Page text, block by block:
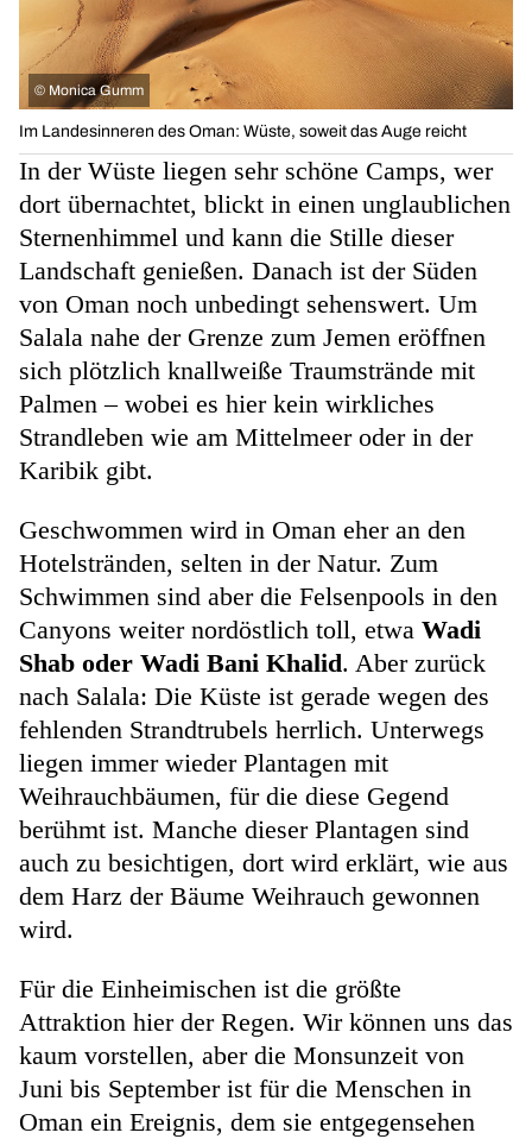
© Monica Gumm
Im Landesinneren des Oman: Wüste, soweit das Auge reicht
In der Wüste liegen sehr schöne Camps, wer
dort übernachtet, blickt in einen unglaublichen
Sternenhimmel und kann die Stille dieser
Landschaft genießen. Danach ist der Süden
von Oman noch unbedingt sehenswert. Um
Salala nahe der Grenze zum Jemen eröffnen
sich plötzlich knallweiße Traumstrände mit
Palmen – wobei es hier kein wirkliches
Strandleben wie am Mittelmeer oder in der
Karibik gibt.
Geschwommen wird in Oman eher an den
Hotelstränden, selten in der Natur. Zum
Schwimmen sind aber die Felsenpools in den
Canyons weiter nordöstlich toll, etwa Wadi
Shab oder Wadi Bani Khalid. Aber zurück
nach Salala: Die Küste ist gerade wegen des
fehlenden Strandtrubels herrlich. Unterwegs
liegen immer wieder Plantagen mit
Weihrauchbäumen, für die diese Gegend
berühmt ist. Manche dieser Plantagen sind
auch zu besichtigen, dort wird erklärt, wie aus
dem Harz der Bäume Weihrauch gewonnen
wird.
Für die Einheimischen ist die größte
Attraktion hier der Regen. Wir können uns das
kaum vorstellen, aber die Monsunzeit von
Juni bis September ist für die Menschen in
Oman ein Ereignis, dem sie entgegensehen